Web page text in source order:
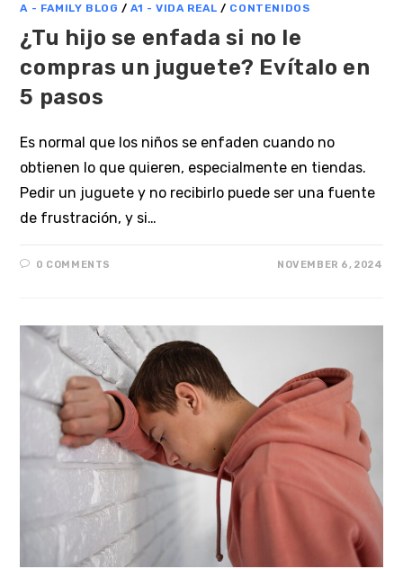
A - FAMILY BLOG /A1 - VIDA REAL / CONTENIDOS
¿Tu hijo se enfada si no le
compras un juguete? Evítalo en
5 pasos
Es normal que los niños se enfaden cuando no
obtienen lo que quieren, especialmente en tiendas.
Pedir un juguete y no recibirlo puede ser una fuente
de frustración, y si…
0 COMMENTS NOVEMBER 6, 2024